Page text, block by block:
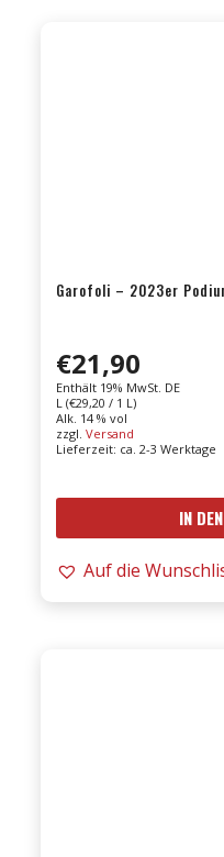
Garofoli – 2023er
€21,90
Enthält 19% MwSt. DE
L (€29,20 / 1 L)
Alk. 14 % vol
zzgl. Versand
Lieferzeit: ca. 2-3 Werktage
IN
Auf die